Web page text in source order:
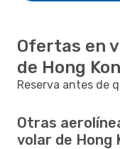
Ofertas en
de Hong
Reserva antes de
Otras
volar de Hong